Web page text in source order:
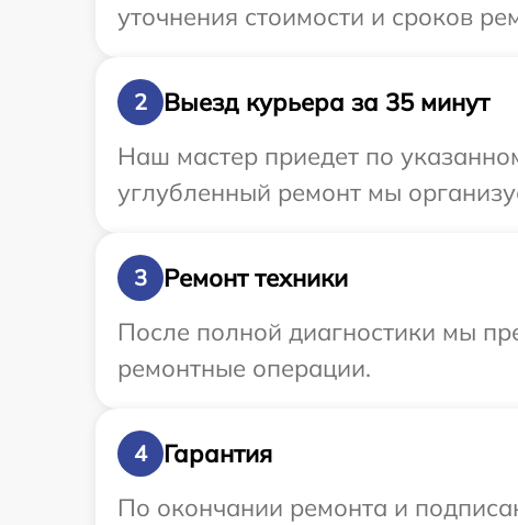
уточнения стоимости и сроков
2
Выезд курьера за 35 минут
Наш мастер приедет по
углубленный ремонт мы
3
Ремонт техники
После полной диагностики мы
ремонтные операции.
4
Гарантия
По окончании ремонта и